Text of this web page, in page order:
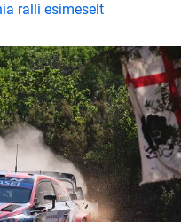
ralli esimeselt